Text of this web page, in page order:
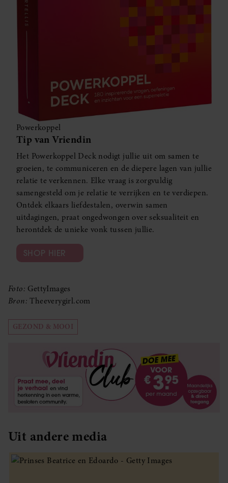
Powerkoppel
Tip van Vriendin
Het Powerkoppel Deck nodigt jullie uit om samen te
groeien, te communiceren en de diepere lagen van jullie
relatie te verkennen. Elke vraag is zorgvuldig
samengesteld om je relatie te verrijken en te verdiepen.
Ontdek elkaars liefdestalen, overwin samen
uitdagingen, praat ongedwongen over seksualiteit en
herontdek de unieke vonk tussen jullie.
SHOP HIER
Foto: GettyImages
Bron: Theeverygirl.com
GEZOND & MOOI
Uit andere media